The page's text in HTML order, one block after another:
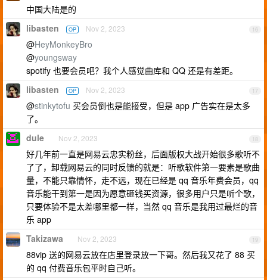
中国大陆是的
16
libasten OP Nov 2, 2023
@HeyMonkeyBro
@youngsway
spotify 也要会员吧？我个人感觉曲库和 QQ 还是有差距。
17
libasten OP Nov 2, 2023
@stinkytofu 买会员倒也是能接受，但是 app 广告实在是太多
了。
18
dule Nov 2, 2023
好几年前一直是网易云忠实粉丝，后面版权大战开始很多歌听不
了了，卸载网易云的同时反馈的就是：听歌软件第一要素是歌曲
量，不能只靠情怀，走不远，现在已经是 qq 音乐年费会员，qq
音乐能干到第一是因为愿意砸钱买资源，很多用户只是听个歌，
只要体验不是太差哪里都一样，当然 qq 音乐是我用过最烂的音
乐 app
19
Takizawa Nov 2, 2023
88vip 送的网易云放在店里登录放一下哥。然后我又花了 88 买
的 qq 付费音乐包平时自己听。